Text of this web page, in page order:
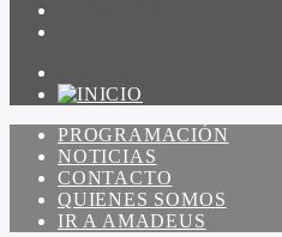
PROGRAMACIÓN
NOTICIAS
CONTACTO
QUIENES SOMOS
IR A AMADEUS